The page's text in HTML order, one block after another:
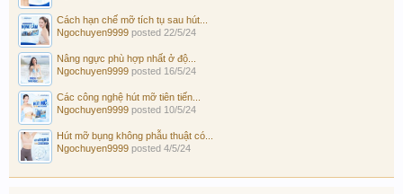
Cách hạn chế mỡ tích tụ sau hút...
Ngochuyen9999 posted 22/5/24
Nâng ngực phù hợp nhất ở độ...
Ngochuyen9999 posted 16/5/24
Các công nghệ hút mỡ tiên tiến...
Ngochuyen9999 posted 10/5/24
Hút mỡ bụng không phẫu thuật có...
Ngochuyen9999 posted 4/5/24